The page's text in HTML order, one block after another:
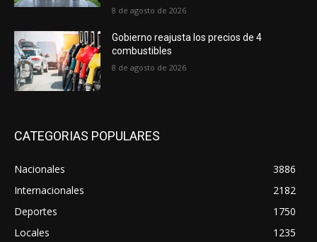
8 de agosto de 2026
Gobierno reajusta los precios de 4
combustibles
8 de agosto de 2026
CATEGORIAS POPULARES
Nacionales
3886
Internacionales
2182
Deportes
1750
Locales
1235